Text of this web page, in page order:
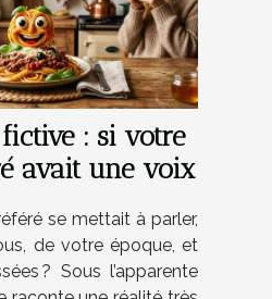
: si votre
avait une voix
se mettait à parler,
de votre époque, et
? Sous l’apparente